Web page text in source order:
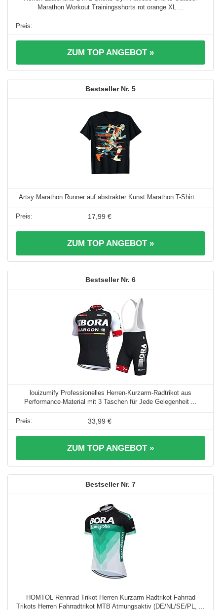
Marathon Workout Trainingsshorts rot orange XL ...
ZUM TOP ANGEBOT »
5
Artsy Marathon Runner auf abstrakter Kunst Marathon T-Shirt ...
17,99 €
ZUM TOP ANGEBOT »
6
louizumify Professionelles Herren-Kurzarm-Radtrikot aus
Performance-Material mit 3 Taschen für Jede Gelegenheit ...
33,99 €
ZUM TOP ANGEBOT »
7
HOMTOL Rennrad Trikot Herren Kurzarm Radtrikot Fahrrad
Trikots Herren Fahrradtrikot MTB Atmungsaktiv (DE/NL/SE/PL, ...